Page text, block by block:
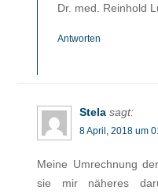
Dr. med. Reinhold
Antworten
Stela sagt:
8 April, 2018 um
Meine Umrechnung
sie mir näheres